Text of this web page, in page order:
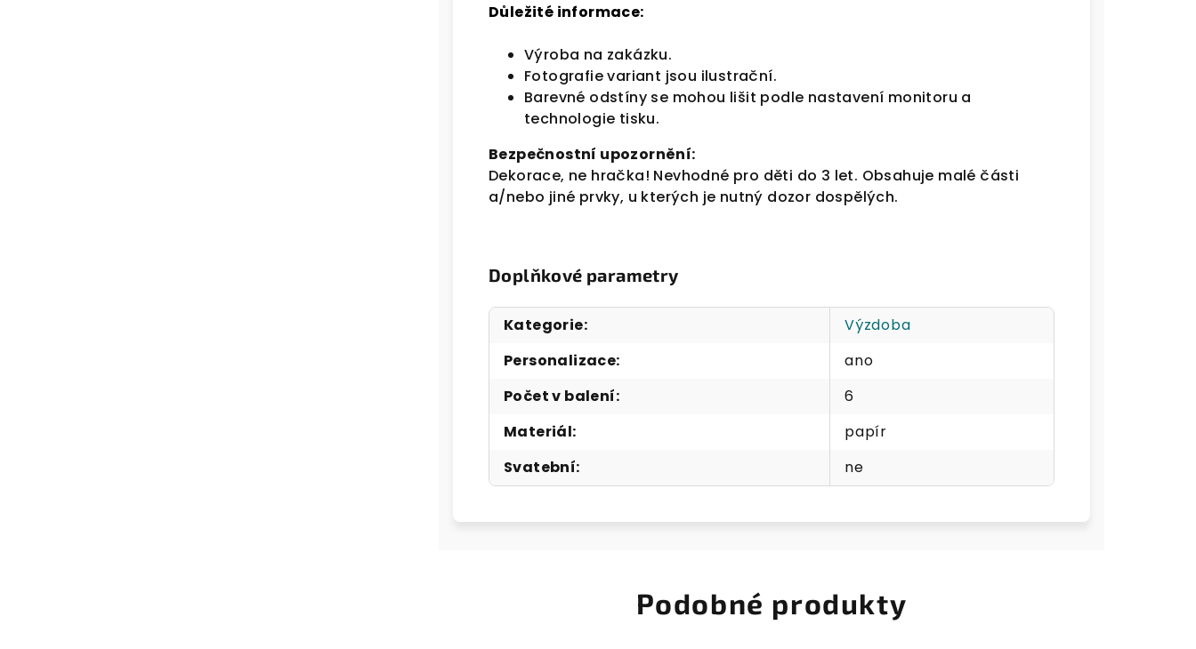
Důležité informace:
Výroba na zakázku.
Fotografie variant jsou ilustrační.
Barevné odstíny se mohou lišit podle nastavení monitoru a
technologie tisku.
Bezpečnostní upozornění:
Dekorace, ne hračka! Nevhodné pro děti do 3 let. Obsahuje malé části
a/nebo jiné prvky, u kterých je nutný dozor dospělých.
Doplňkové parametry
Kategorie:
Výzdoba
Personalizace:
ano
Počet v balení:
6
Materiál:
papír
Svatební: ne
Podobné produkty